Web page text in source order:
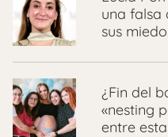
una falsa
sus
¿Fin del
«nesting
entre